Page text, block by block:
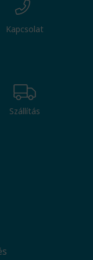
Kapcsolat
Szállítás